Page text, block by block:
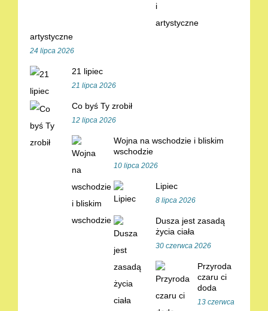
artystyczne
24 lipca 2026
21 lipiec
21 lipca 2026
Co byś Ty zrobił
12 lipca 2026
Wojna na wschodzie i bliskim
wschodzie
10 lipca 2026
Lipiec
8 lipca 2026
Dusza jest zasadą
życia ciała
30 czerwca 2026
Przyroda
czaru ci
doda
13 czerwca